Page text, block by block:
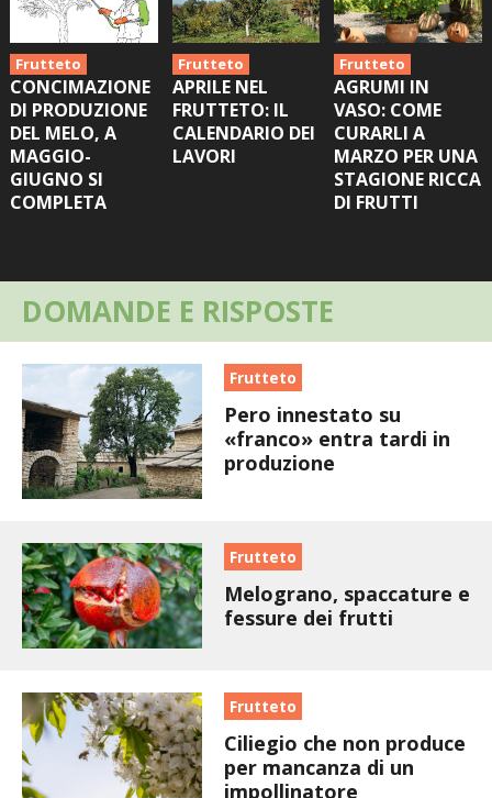
PICCOLO POLLAIO
STORIE DEI LETTORI
CONSERVARE LA FRUTTA
CONSERVE DELL’ORTO
STIHL
BLUMEN
NOCCIOLA DI CALABRIA
PELLENC
MEDICINA DEI SEMPLICI
SCONTI NOVEMBRE
COMPO
HUSQVARNA
ZAPI GARDEN
Frutteto
CONCIMAZIONE
DI PRODUZIONE
DEL MELO, A
MAGGIO-
GIUGNO SI
COMPLETA
Frutteto
APRILE NEL
FRUTTETO: IL
CALENDARIO DEI
LAVORI
Frutteto
AGRUMI IN
VASO: COME
CURARLI A
MARZO PER UNA
STAGIONE RICCA
DI FRUTTI
DOMANDE E RISPOSTE
Frutteto
Pero innestato su
«franco» entra tardi in
produzione
Frutteto
Melograno, spaccature e
fessure dei frutti
Frutteto
Ciliegio che non produce
per mancanza di un
impollinatore